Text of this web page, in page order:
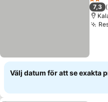
2
7,3
Välj datum för att se exakta